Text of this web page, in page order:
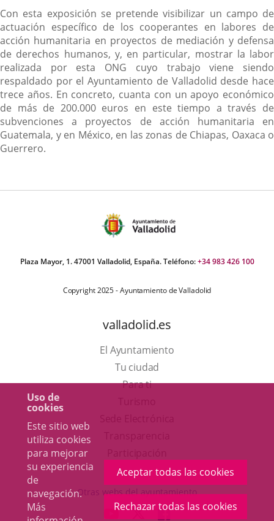
Uso de
cookies
Este sitio web
utiliza cookies
para mejorar
su experiencia
de
navegación.
Más
Aceptar todas las cookies
Rechazar todas las cookies
Con esta exposición se pretende visibilizar un campo de
actuación específico de los cooperantes en labores de
acción humanitaria en proyectos de mediación y defensa
de derechos humanos, y, en particular, mostrar la labor
realizada por esta ONG cuyo trabajo viene siendo
respaldado por el Ayuntamiento de Valladolid desde hace
trece años. En concreto, cuanta con un apoyo económico
de más de 200.000 euros en este tiempo a través de
subvenciones a proyectos de acción humanitaria en
Guatemala, y en México, en las zonas de Chiapas, Oaxaca o
Guerrero.
Plaza Mayor, 1. 47001 Valladolid, España. Teléfono:+34 983 426 100
Copyright 2025 - Ayuntamiento de Valladolid
valladolid.es
El Ayuntamiento
Tu ciudad
Para ti
en
una
ventana
aplicación
externa.
Otras webs del ayuntamiento
ENLACEENLACEENLACE